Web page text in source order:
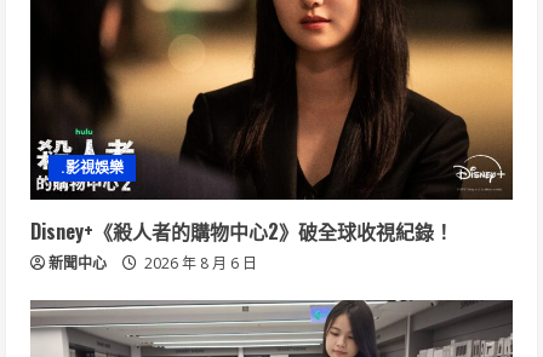
.影視娛樂
Disney+《殺人者的購物中心2》破全球收視紀錄！
新聞中心 2026 年 8 月 6 日